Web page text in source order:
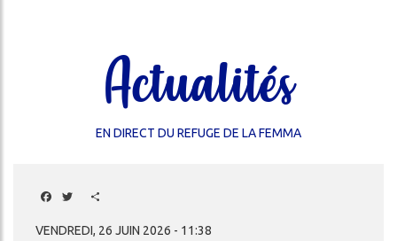
Actualités
EN DIRECT DU REFUGE DE LA FEMMA
Facebook
Twitter
VENDREDI, 26 JUIN 2026 - 11:38